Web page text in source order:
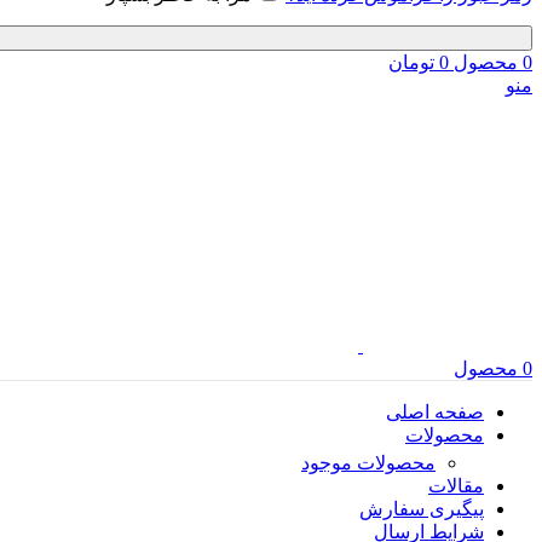
0 محصول 0 تومان
منو
0 محصول
صفحه اصلی
محصولات
محصولات موجود
مقالات
پیگیری سفارش
شرایط ارسال